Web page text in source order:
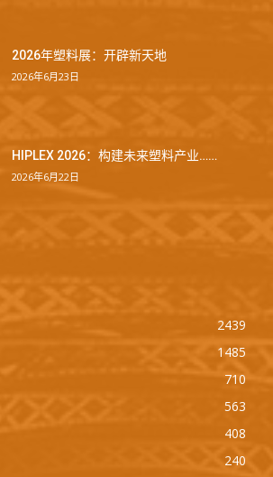
2026年塑料展：开辟新天地
2026年6月23日
HIPLEX 2026：构建未来塑料产业……
2026年6月22日
2439
1485
710
563
408
240